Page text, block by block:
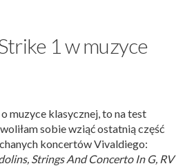
1 w muzyce
muzyce klasycznej, to na test
sobie wziąć ostatnią część
koncertów Vivaldiego:
Strings And Concerto In G, RV